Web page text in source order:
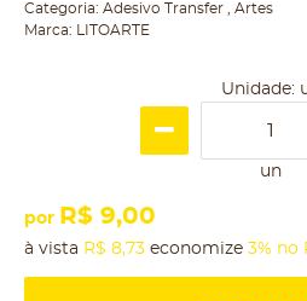
Categoria: Adesivo Transfer
Artes
Marca:
LITOARTE
Unidade:
un
por R$ 9,00
à vista R$ 8,73 economize 3% no